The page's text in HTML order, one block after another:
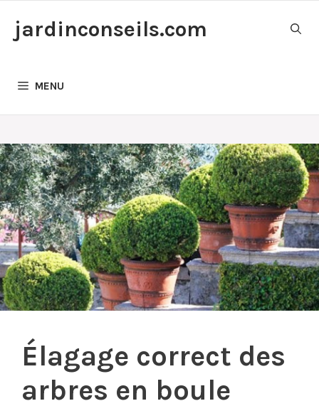
jardinconseils.com
MENU
Élagage correct des
arbres en boule